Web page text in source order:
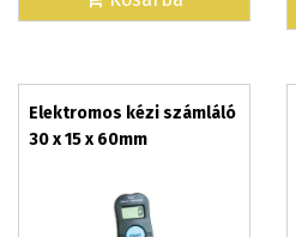
Elektromos kézi számláló
30 x 15 x 60mm